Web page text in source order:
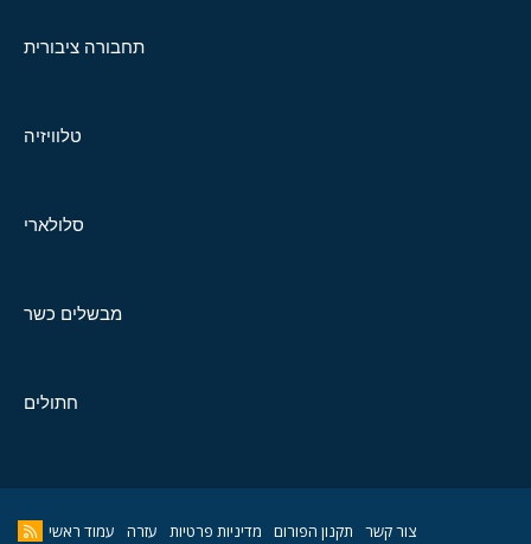
תחבורה ציבורית
טלוויזיה
סלולארי
מבשלים כשר
חתולים
צור קשר תקנון הפורום מדיניות פרטיות עזרה עמוד ראשי